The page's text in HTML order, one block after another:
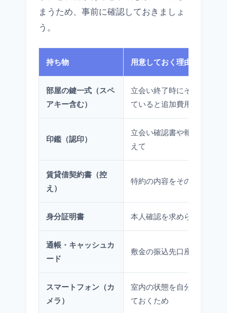
まうため、事前に確認しておきましょ
う。
持ち物 用意しておく理由
部屋の鍵一式（スペ
アキー含む）
立会い終了時にそのまま返
ていると追加費用の対象に
印鑑（認印）
立会い確認書や報告書への
えて
賃貸借契約書（控
え）
特約の内容をその場で確認
身分証明書 本人確認を求められる場合
通帳・キャッシュカ
ード
敷金の振込先口座を確認・
スマートフォン（カ
メラ）
室内の状態を自分でも記録
ておくため